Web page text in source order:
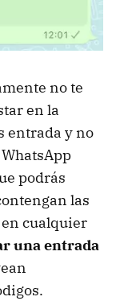
no te
en la
entrada y no
podrás
las
cualquier
una entrada